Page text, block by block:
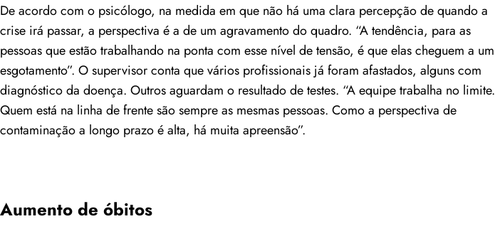
De acordo com o psicólogo, na medida em que não há uma clara percepção de quando a
crise irá passar, a perspectiva é a de um agravamento do quadro. “A tendência, para as
pessoas que estão trabalhando na ponta com esse nível de tensão, é que elas cheguem a um
esgotamento”. O supervisor conta que vários profissionais já foram afastados, alguns com
diagnóstico da doença. Outros aguardam o resultado de testes. “A equipe trabalha no limite.
Quem está na linha de frente são sempre as mesmas pessoas. Como a perspectiva de
contaminação a longo prazo é alta, há muita apreensão”.
Aumento de óbitos